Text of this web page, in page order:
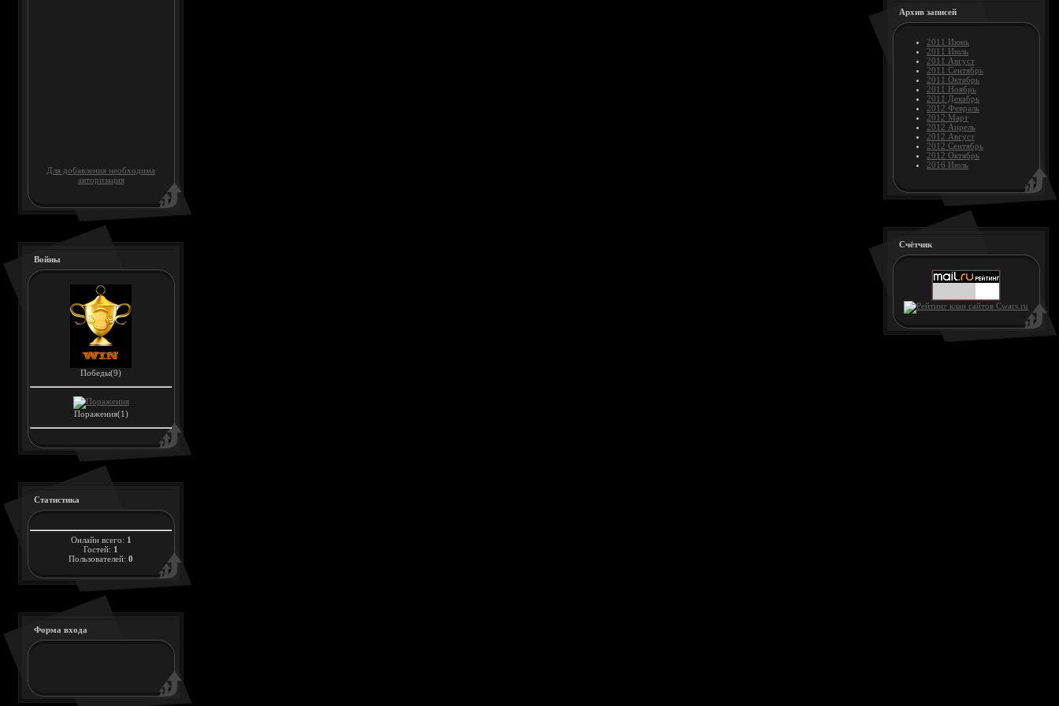
Для добавления необходима
авторизация
Войны
Победы(9)
Поражения(1)
Статистика
Онлайн всего: 1
Гостей: 1
Пользователей: 0
Форма входа
Архив записей
2011 Июнь
2011 Июль
2011 Август
2011 Сентябрь
2011 Октябрь
2011 Ноябрь
2011 Декабрь
2012 Февраль
2012 Март
2012 Апрель
2012 Август
2012 Сентябрь
2012 Октябрь
2016 Июль
Счётчик